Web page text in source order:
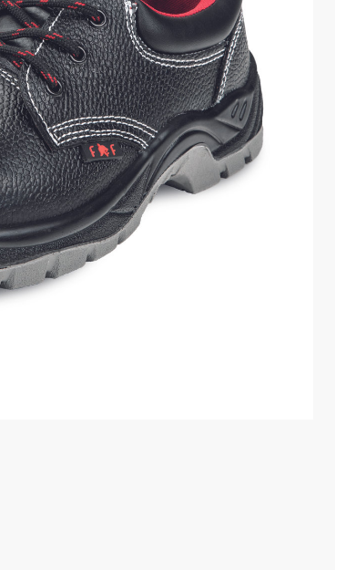
iarnă
copii
lucru
și pantaloni medicali
pentru toate zilele
Tricouri pentru copii
Șorțuri
Costume
Seria MAX
Seria Neurum
Seria Comfort